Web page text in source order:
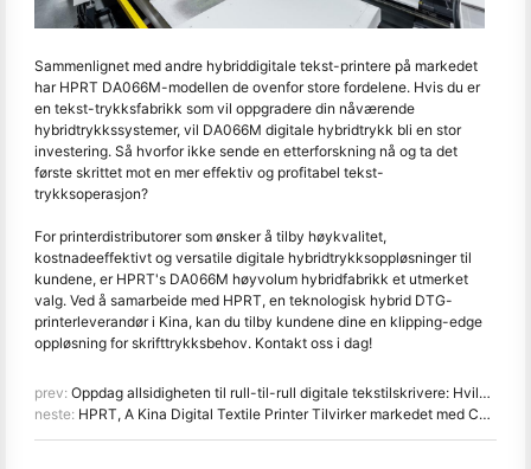
Sammenlignet med andre hybriddigitale tekst-printere på markedet
har HPRT DA066M-modellen de ovenfor store fordelene. Hvis du er
en tekst-trykksfabrikk som vil oppgradere din nåværende
hybridtrykkssystemer, vil DA066M digitale hybridtrykk bli en stor
investering. Så hvorfor ikke sende en etterforskning nå og ta det
første skrittet mot en mer effektiv og profitabel tekst-
trykksoperasjon?
For printerdistributorer som ønsker å tilby høykvalitet,
kostnadeeffektivt og versatile digitale hybridtrykksoppløsninger til
kundene, er HPRT's DA066M høyvolum hybridfabrikk et utmerket
valg. Ved å samarbeide med HPRT, en teknologisk hybrid DTG-
printerleverandør i Kina, kan du tilby kundene dine en klipping-edge
oppløsning for skrifttrykksbehov. Kontakt oss i dag!
prev: Oppdag allsidigheten til rull-til-rull digitale tekstilskrivere: Hvilke stoffer kan du skrive ut på
neste: HPRT, A Kina Digital Textile Printer Tilvirker markedet med Confidence